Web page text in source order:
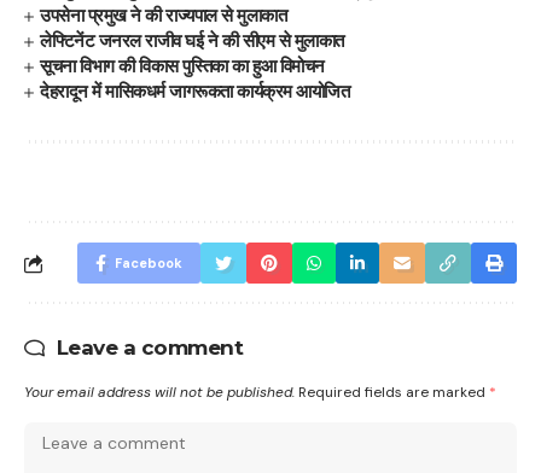
उपसेना प्रमुख ने की राज्यपाल से मुलाकात
लेफ्टिनेंट जनरल राजीव घई ने की सीएम से मुलाकात
सूचना विभाग की विकास पुस्तिका का हुआ विमोचन
देहरादून में मासिकधर्म जागरूकता कार्यक्रम आयोजित
Facebook
Leave a comment
Your email address will not be published. Required fields are marked *